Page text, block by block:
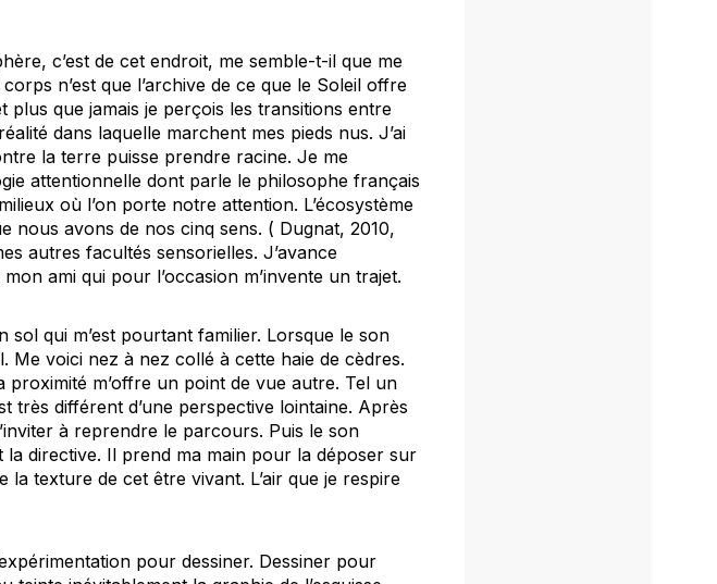
c’est de cet endroit, me semble-t-il que me
n’est que l’archive de ce que le Soleil offre
plus que jamais je perçois les transitions entre
dans laquelle marchent mes pieds nus. J’ai
la terre puisse prendre racine. Je me
attentionnelle dont parle le philosophe français
où l’on porte notre attention. L’écosystème
nous avons de nos cinq sens. ( Dugnat, 2010,
autres facultés sensorielles. J’avance
ami qui pour l’occasion m’invente un trajet.
sol qui m’est pourtant familier. Lorsque le son
Me voici nez à nez collé à cette haie de cèdres.
m’offre un point de vue autre. Tel un
très différent d’une perspective lointaine. Après
à reprendre le parcours. Puis le son
la directive. Il prend ma main pour la déposer sur
la texture de cet être vivant. L’air que je respire
pour dessiner. Dessiner pour